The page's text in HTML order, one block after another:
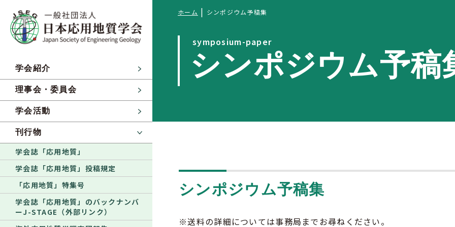
学会紹介
理事会・委員会
学会活動
刊行物
学会誌「応用地質」
学会誌「応用地質」投稿規定
「応用地質」特集号
学会誌「応用地質」のバックナンバ
ーJ-STAGE（外部リンク）
ホーム | シンポジウム予稿集
symposium-paper
シンポジウム予稿
シンポジウム予稿集
※送料の詳細については事務局までお尋ねください。